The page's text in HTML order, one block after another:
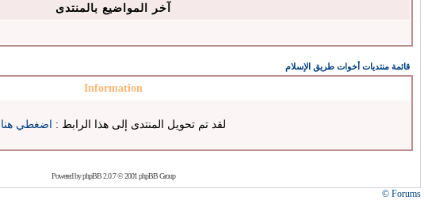
آخر المواضيع بالمنتدى
قائمة منتديات أخوات طريق الإسلام
Information
لقد تم تحويل المنتدى إلى هذا الرابط : اضغطي هنا
Powered byphpBB2.0.7 © 2001 phpBB Group
Forums ©